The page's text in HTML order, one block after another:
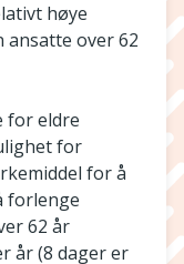
høye
ansatte over 62
for eldre
for
for å
forlenge
62 år
år (8 dager er